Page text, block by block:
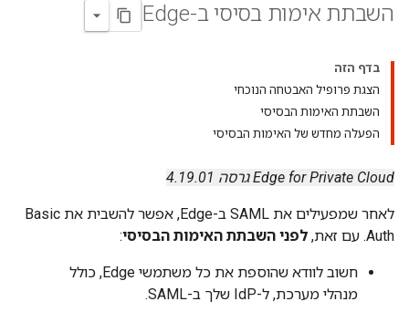
השבתת אימות בסיסי ב-Edge
בדף הזה
הצגת פרופיל האבטחה הנוכחי
השבתת האימות הבסיסי
הפעלה מחדש של האימות הבסיסי
Edge for Private Cloud גרסה 4.19.01
לאחר שמפעילים את SAML ב-Edge, אפשר להשבית את Basic
Auth. עם זאת,
לפני השבתת האימות הבסיסי:
חשוב לוודא שהוספת את כל משתמשי Edge, כולל
מנהלי מערכת, ל-IdP שלך ב-SAML.